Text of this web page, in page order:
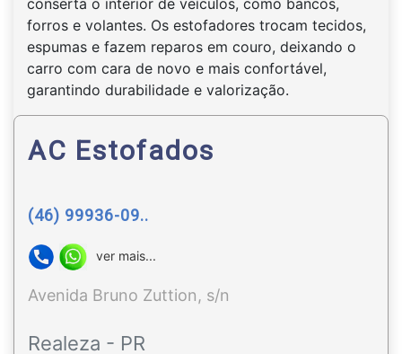
forros e volantes. Os estofadores trocam tecidos,
espumas e fazem reparos em couro, deixando o
carro com cara de novo e mais confortável,
garantindo durabilidade e valorização.
AC Estofados
(46) 99936-09..
ver mais...
Avenida Bruno Zuttion, s/n
Realeza - PR